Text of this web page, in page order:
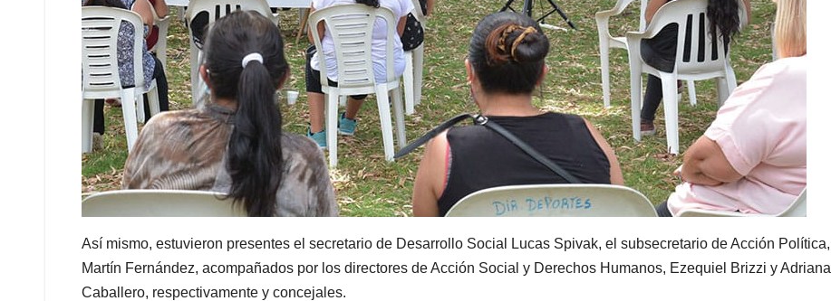
Así mismo, estuvieron presentes el secretario de Desarrollo Social Lucas Spivak, el subsecretario de Acción Política,
Martín Fernández, acompañados por los directores de Acción Social y Derechos Humanos, Ezequiel Brizzi y Adriana
Caballero, respectivamente y concejales.